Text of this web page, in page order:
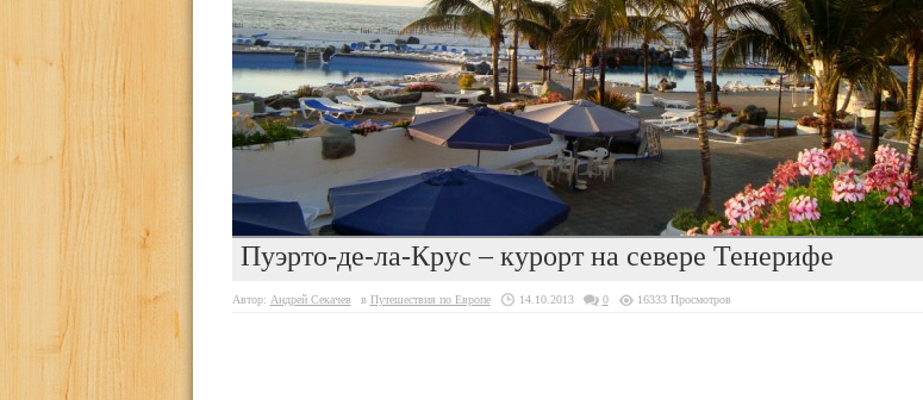
Пуэрто-де-ла-Крус – курорт на севере Тенерифе
Автор: Андрей Секачев в Путешествия по Европе 14.10.2013 0 16333 Просмотров